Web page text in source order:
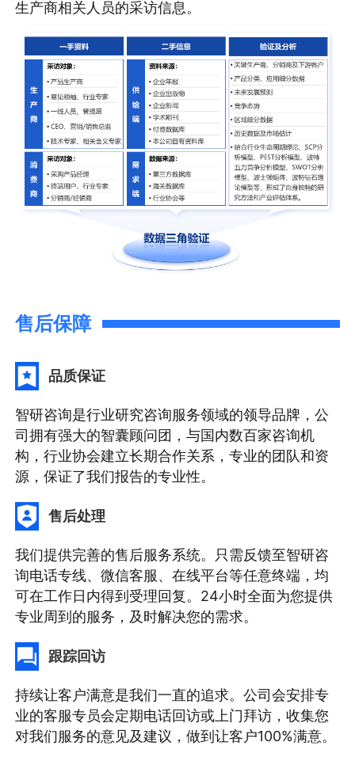
生产商相关人员的采访信息。
售后保障
品质保证
智研咨询是行业研究咨询服务领域的领导品牌，公
司拥有强大的智囊顾问团，与国内数百家咨询机
构，行业协会建立长期合作关系，专业的团队和资
源，保证了我们报告的专业性。
售后处理
我们提供完善的售后服务系统。只需反馈至智研咨
询电话专线、微信客服、在线平台等任意终端，均
可在工作日内得到受理回复。24小时全面为您提供
专业周到的服务，及时解决您的需求。
跟踪回访
持续让客户满意是我们一直的追求。公司会安排专
业的客服专员会定期电话回访或上门拜访，收集您
对我们服务的意见及建议，做到让客户100%满意。